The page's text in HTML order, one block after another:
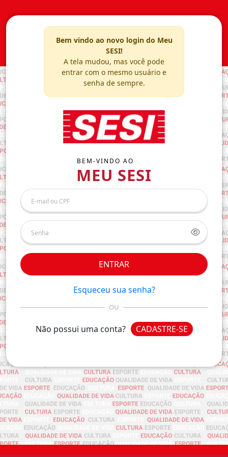
Bem vindo ao novo login do Meu
SESI!
A tela mudou, mas você pode
entrar com o mesmo usuário e
senha de sempre.
BEM-VINDO AO
MEU SESI
ENTRAR
Esqueceu sua senha?
OU
Não possui uma conta? CADASTRE-SE